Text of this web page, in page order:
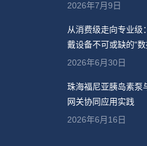
2026年7月9日
从消费级走向专业
戴设备不可或缺的“数
2026年6月30日
珠海福尼亚胰岛素泵
网关协同应用实践
2026年6月16日